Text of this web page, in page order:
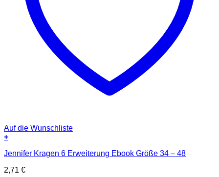
Auf die Wunschliste
+
Jennifer Kragen 6 Erweiterung Ebook Größe 34 – 48
2,71 €